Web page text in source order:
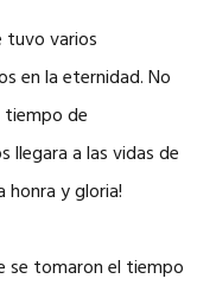
tuvo varios
en la eternidad. No
tiempo de
llegara a las vidas de
honra y gloria!
se tomaron el tiempo